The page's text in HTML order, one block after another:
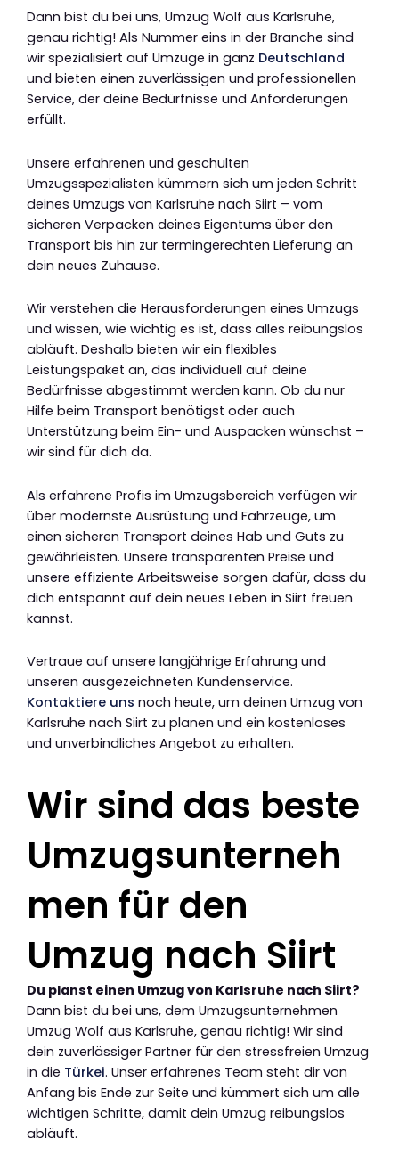
Dann bist du bei uns, Umzug Wolf aus Karlsruhe,
genau richtig! Als Nummer eins in der Branche sind
wir spezialisiert auf Umzüge in ganz Deutschland
und bieten einen zuverlässigen und professionellen
Service, der deine Bedürfnisse und Anforderungen
erfüllt.
Unsere erfahrenen und geschulten
Umzugsspezialisten kümmern sich um jeden Schritt
deines Umzugs von Karlsruhe nach Siirt – vom
sicheren Verpacken deines Eigentums über den
Transport bis hin zur termingerechten Lieferung an
dein neues Zuhause.
Wir verstehen die Herausforderungen eines Umzugs
und wissen, wie wichtig es ist, dass alles reibungslos
abläuft. Deshalb bieten wir ein flexibles
Leistungspaket an, das individuell auf deine
Bedürfnisse abgestimmt werden kann. Ob du nur
Hilfe beim Transport benötigst oder auch
Unterstützung beim Ein- und Auspacken wünschst –
wir sind für dich da.
Als erfahrene Profis im Umzugsbereich verfügen wir
über modernste Ausrüstung und Fahrzeuge, um
einen sicheren Transport deines Hab und Guts zu
gewährleisten. Unsere transparenten Preise und
unsere effiziente Arbeitsweise sorgen dafür, dass du
dich entspannt auf dein neues Leben in Siirt freuen
kannst.
Vertraue auf unsere langjährige Erfahrung und
unseren ausgezeichneten Kundenservice.
Kontaktiere uns noch heute, um deinen Umzug von
Karlsruhe nach Siirt zu planen und ein kostenloses
und unverbindliches Angebot zu erhalten.
Wir sind das beste
Umzugsunterneh
men für den
Umzug nach Siirt
Du planst einen Umzug von Karlsruhe nach Siirt?
Dann bist du bei uns, dem Umzugsunternehmen
Umzug Wolf aus Karlsruhe, genau richtig! Wir sind
dein zuverlässiger Partner für den stressfreien Umzug
in die Türkei. Unser erfahrenes Team steht dir von
Anfang bis Ende zur Seite und kümmert sich um alle
wichtigen Schritte, damit dein Umzug reibungslos
abläuft.